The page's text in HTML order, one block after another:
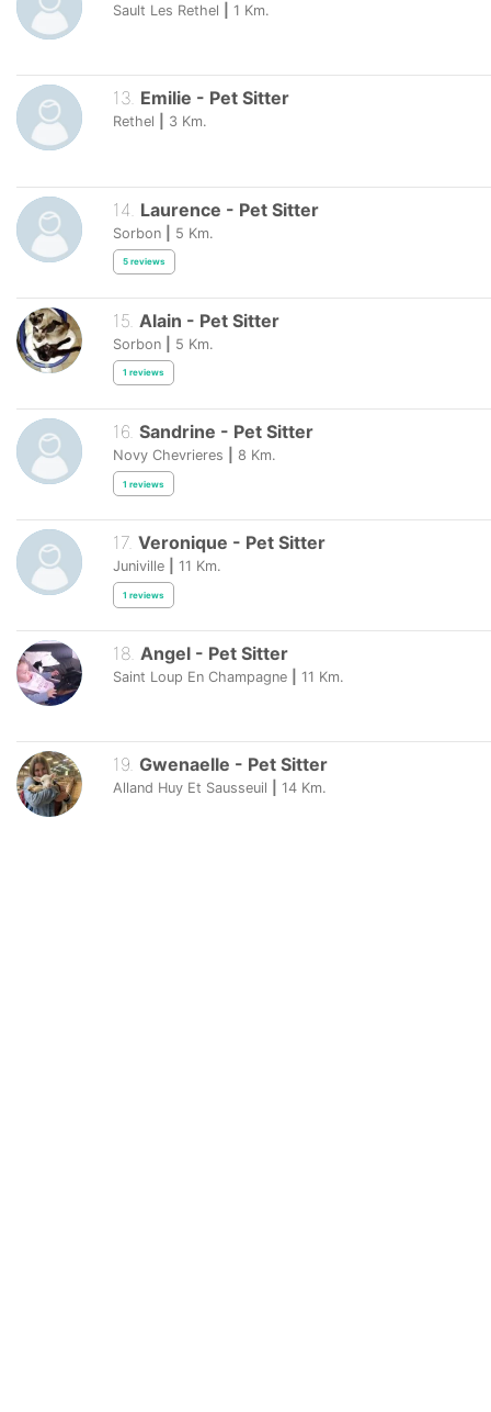
Sault Les Rethel 1 Km.
13. Emilie - Pet Sitter
Rethel 3 Km.
14 Laurence - Pet Sitter
Sorbon 5 Km.
5 reviews
15 Alain - Pet Sitter
Sorbon 5 Km.
1 reviews
16 Sandrine - Pet Sitter
Novy Chevrieres 8 Km.
1 reviews
17. Veronique - Pet Sitter
Juniville 11 Km.
1 reviews
18. Angel - Pet Sitter
Saint Loup En Champagne 11 Km.
19. Gwenaelle - Pet Sitter
Alland Huy Et Sausseuil 14 Km.